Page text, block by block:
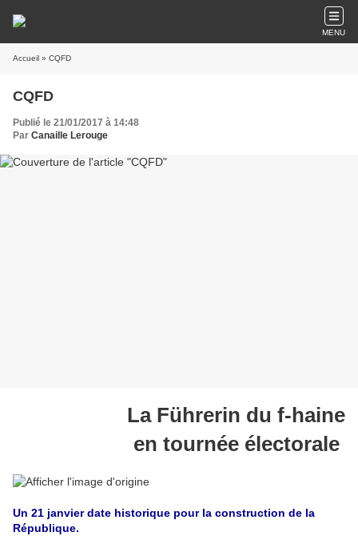
MENU
Accueil » CQFD
CQFD
Publié le 21/01/2017 à 14:48
Par Canaille Lerouge
La Führerin du f-haine
en tournée électorale
Un 21 janvier date historique pour la construction de la
République.